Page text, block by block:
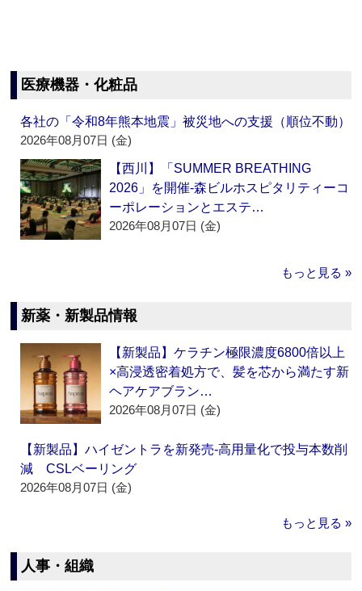
医療機器・化粧品
各社の「令和8年熊本地震」被災地への支援（順位不動）
2026年08月07日 (金)
【西川】「SUMMER BREATHING
2026」を開催‐森ビルホスピタリティーコ
ーポレーションとエステ…
2026年08月07日 (金)
もっと見る »
新薬・新製品情報
【新製品】ケラチン極限濃度6800倍以上
×高浸透密着処方で、髪を芯から満たす新
ヘアケアブラン…
2026年08月07日 (金)
【新製品】ハイゼントラを新発売‐高用量化で投与本数削
減 CSLベーリング
2026年08月07日 (金)
もっと見る »
人事・組織